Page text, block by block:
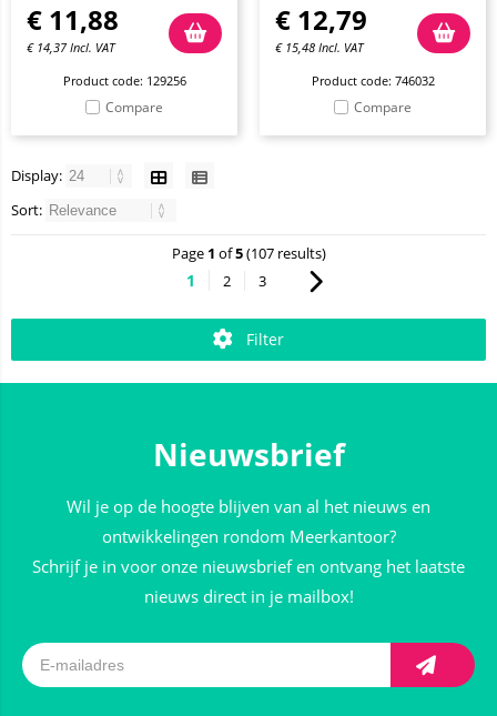
€ 11,88
€ 14,37 Incl. VAT
Product code: 129256
Compare
€ 12,79
€ 15,48 Incl. VAT
Product code: 746032
Compare
Display:
Sort:
Page 1 of5(107 results)
1 2 3
Filter
Nieuwsbrief
Wil je op de hoogte blijven van al het nieuws en
ontwikkelingen rondom Meerkantoor?
Schrijf je in voor onze nieuwsbrief en ontvang het laatste
nieuws direct in je mailbox!